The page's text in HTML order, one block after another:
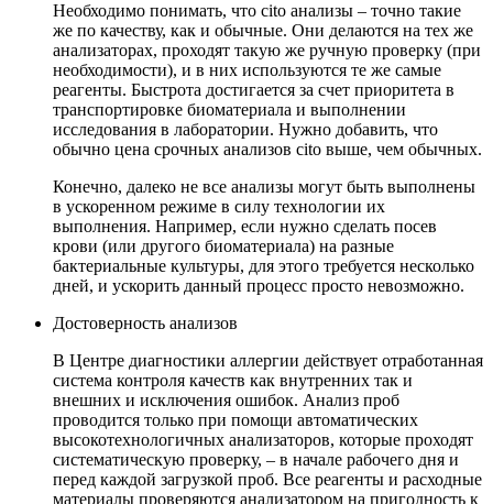
Необходимо понимать, что cito анализы – точно такие
же по качеству, как и обычные. Они делаются на тех же
анализаторах, проходят такую же ручную проверку (при
необходимости), и в них используются те же самые
реагенты. Быстрота достигается за счет приоритета в
транспортировке биоматериала и выполнении
исследования в лаборатории. Нужно добавить, что
обычно цена срочных анализов cito выше, чем обычных.
Конечно, далеко не все анализы могут быть выполнены
в ускоренном режиме в силу технологии их
выполнения. Например, если нужно сделать посев
крови (или другого биоматериала) на разные
бактериальные культуры, для этого требуется несколько
дней, и ускорить данный процесс просто невозможно.
Достоверность анализов
В Центре диагностики аллергии действует отработанная
система контроля качеств как внутренних так и
внешних и исключения ошибок. Анализ проб
проводится только при помощи автоматических
высокотехнологичных анализаторов, которые проходят
систематическую проверку, – в начале рабочего дня и
перед каждой загрузкой проб. Все реагенты и расходные
материалы проверяются анализатором на пригодность к